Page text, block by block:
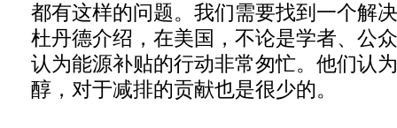
都有这样的问题。我们需要找到一个解
杜丹德介绍，在美国，不论是学者、公
认为能源补贴的行动非常匆忙。他们认
醇，对于减排的贡献也是很少的。